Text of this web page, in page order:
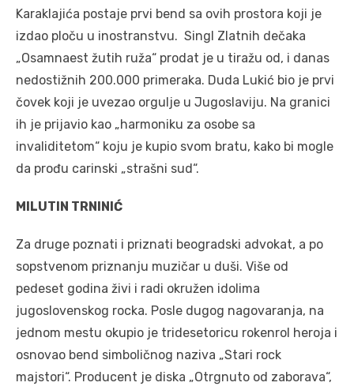
Karaklajića postaje prvi bend sa ovih prostora koji je
izdao ploču u inostranstvu. Singl Zlatnih dečaka
„Osamnaest žutih ruža“ prodat je u tiražu od, i danas
nedostižnih 200.000 primeraka. Duda Lukić bio je prvi
čovek koji je uvezao orgulje u Jugoslaviju. Na granici
ih je prijavio kao „harmoniku za osobe sa
invaliditetom“ koju je kupio svom bratu, kako bi mogle
da prođu carinski „strašni sud“.
MILUTIN TRNINIĆ
Za druge poznati i priznati beogradski advokat, a po
sopstvenom priznanju muzičar u duši. Više od
pedeset godina živi i radi okružen idolima
jugoslovenskog rocka. Posle dugog nagovaranja, na
jednom mestu okupio je tridesetoricu rokenrol heroja i
osnovao bend simboličnog naziva „Stari rock
majstori“. Producent je diska „Otrgnuto od zaborava“,